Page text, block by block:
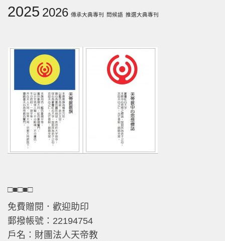
2025 2026 傳承大典專刊 問候語 推選大典專刊
□■□■□
免費贈閱．歡迎助印
郵撥帳號：22194754
戶名：財團法人天帝教